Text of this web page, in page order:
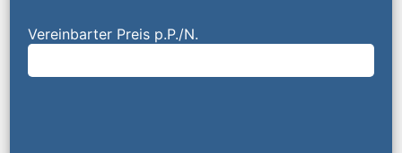
Vereinbarter Preis p.P./N.